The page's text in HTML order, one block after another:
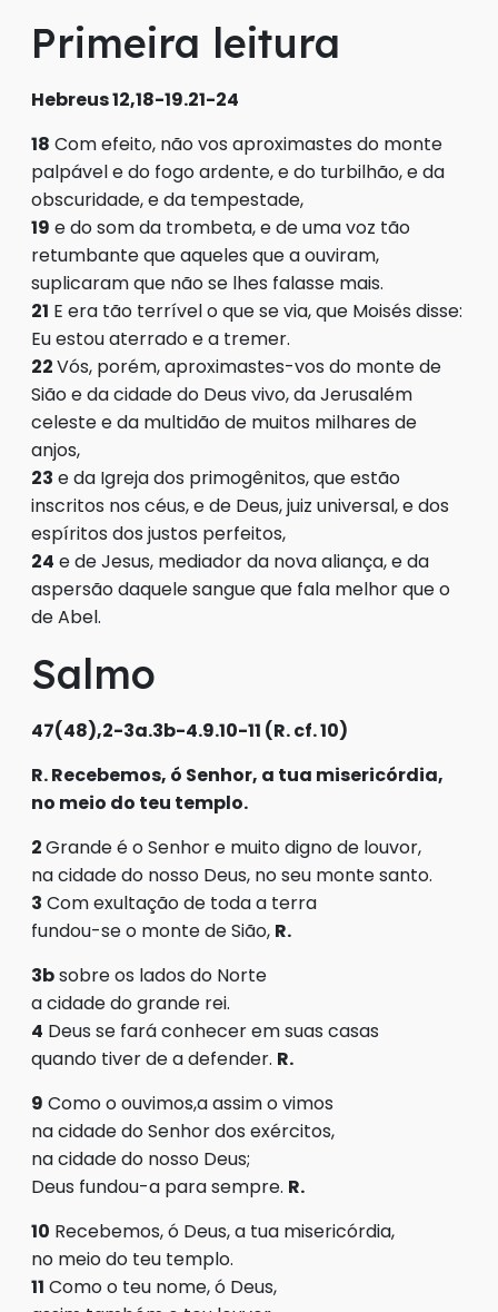
Primeira leitura
Hebreus 12,18-19.21-24
18 Com efeito, não vos aproximastes do monte
palpável e do fogo ardente, e do turbilhão, e da
obscuridade, e da tempestade,
19 e do som da trombeta, e de uma voz tão
retumbante que aqueles que a ouviram,
suplicaram que não se lhes falasse mais.
21 E era tão terrível o que se via, que Moisés disse:
Eu estou aterrado e a tremer.
22Vós, porém, aproximastes-vos do monte de
Sião e da cidade do Deus vivo, da Jerusalém
celeste e da multidão de muitos milhares de
anjos,
23 e da Igreja dos primogênitos, que estão
inscritos nos céus, e de Deus, juiz universal, e dos
espíritos dos justos perfeitos,
24 e de Jesus, mediador da nova aliança, e da
aspersão daquele sangue que fala melhor que o
de Abel.
Salmo
47(48),2-3a.3b-4.9.10-11 (R. cf. 10)
R. Recebemos, ó Senhor, a tua misericórdia,
no meio do teu templo.
2Grande é o Senhor e muito digno de louvor,
na cidade do nosso Deus, no seu monte santo.
3 Com exultação de toda a terra
fundou-se o monte de Sião, R.
3bsobre os lados do Norte
a cidade do grande rei.
4 Deus se fará conhecer em suas casas
quando tiver de a defender. R.
9 Como o ouvimos,a assim o vimos
na cidade do Senhor dos exércitos,
na cidade do nosso Deus;
Deus fundou-a para sempre. R.
10 Recebemos, ó Deus, a tua misericórdia,
no meio do teu templo.
11 Como o teu nome, ó Deus,